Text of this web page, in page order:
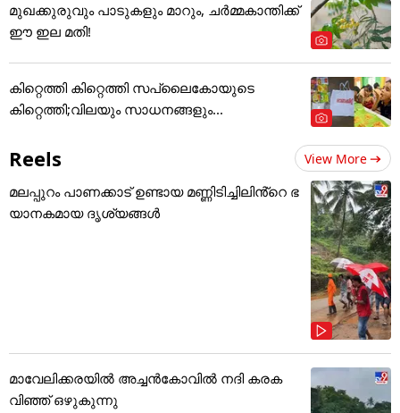
മുഖക്കുരുവും പാടുകളും മാറും, ചർമ്മകാന്തിക്ക്
ഈ ഇല മതി!
കിറ്റെത്തി കിറ്റെത്തി സപ്ലൈകോയുടെ
കിറ്റെത്തി;വിലയും സാധനങ്ങളും...
Reels View More
മലപ്പുറം പാണക്കാട് ഉണ്ടായ മണ്ണിടിച്ചിലിൻ്റെ ഭ
യാനകമായ ദൃശ്യങ്ങൾ
മാവേലിക്കരയിൽ അച്ചൻകോവിൽ നദി കരക
വിഞ്ഞ് ഒഴുകുന്നു